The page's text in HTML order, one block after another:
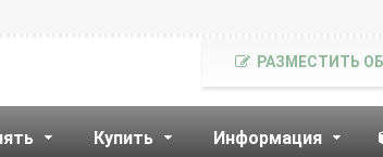
Купить Информация
РАЗМЕСТИТЬ